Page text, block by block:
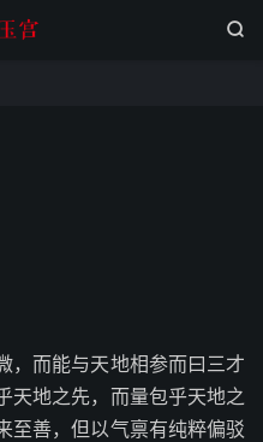

，而能与天地相参而曰三才
天地之先，而量包乎天地之
至善，但以气禀有纯粹偏驳